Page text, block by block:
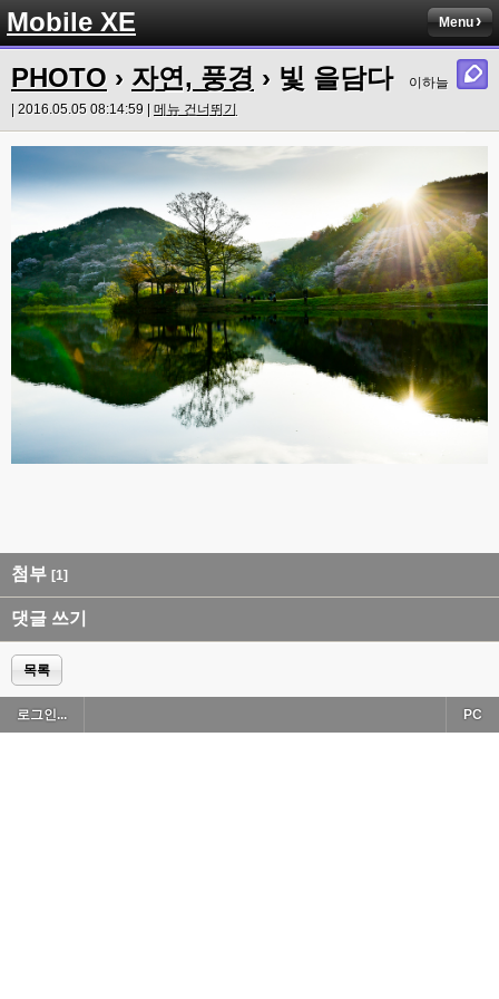
Mobile XE Menu
PHOTO › 자연, 풍경 › 빛 을담다
이하늘
| 2016.05.05 08:14:59 | 메뉴 건너뛰기
첨부 [1]
댓글 쓰기
목록
로그인... PC